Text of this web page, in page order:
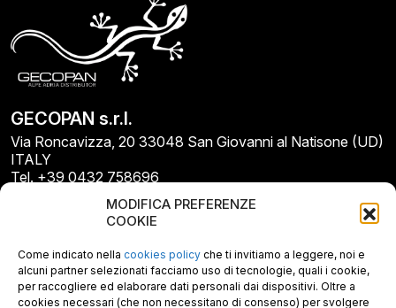
MODIFICA PREFERENZE
COOKIE
Come indicato nella cookies policy che ti invitiamo a leggere, noi e
alcuni partner selezionati facciamo uso di tecnologie, quali i cookie,
per raccogliere ed elaborare dati personali dai dispositivi. Oltre a
cookies necessari (che non necessitano di consenso) per svolgere
GECOPAN s.r.l.
Via Roncavizza, 20 33048 San Giovanni al Natisone (UD)
ITALY
Tel. +39 0432 758696
E-mail: info@gecopan.it
E-mail PEC: gecopan@pec.it
P.I. E C.F. 02487660306
N. REA UD 264834
Capitale sociale € 30.000